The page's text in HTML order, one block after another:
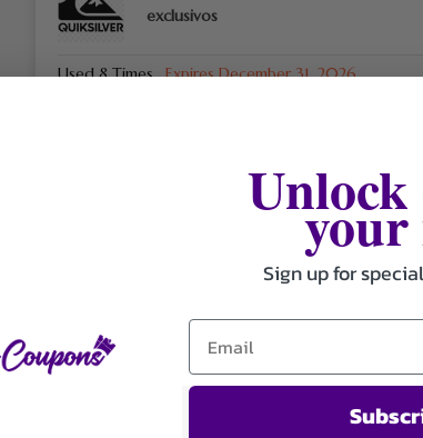
exclusivos
Used 8 Times.Expires December 31, 2026
Sign up for